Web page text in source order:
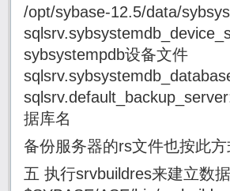
/opt/sybase-12.5/data/
sybsystempdb设备文件
据库名
备份服务器的rs文件也按此
五 执行srvbuildres来建立数